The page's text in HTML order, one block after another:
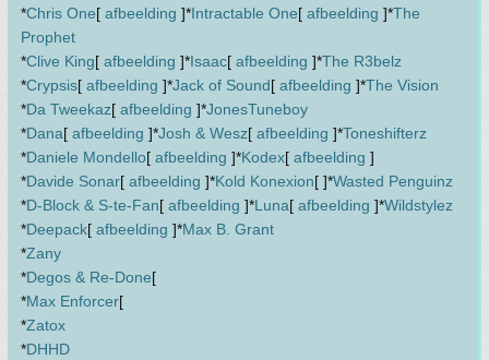
*Chris One[ afbeelding ]*Intractable One[ afbeelding ]*The
Prophet
*Clive King[ afbeelding ]*Isaac[ afbeelding ]*The R3belz
*Crypsis[ afbeelding ]*Jack of Sound[ afbeelding ]*The Vision
*Da Tweekaz[ afbeelding ]*JonesTuneboy
*Dana[ afbeelding ]*Josh & Wesz[ afbeelding ]*Toneshifterz
*Daniele Mondello[ afbeelding ]*Kodex[ afbeelding ]
*Davide Sonar[ afbeelding ]*Kold Konexion[ ]*Wasted Penguinz
*D-Block & S-te-Fan[ afbeelding ]*Luna[ afbeelding ]*Wildstylez
*Deepack[ afbeelding ]*Max B. Grant
*Zany
*Degos & Re-Done[
*Max Enforcer[
*Zatox
*DHHD